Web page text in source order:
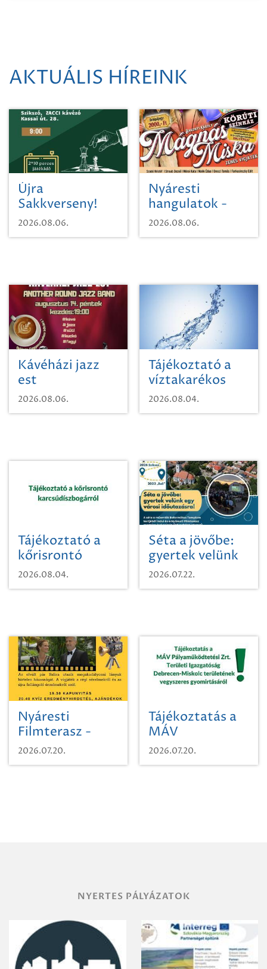
AKTUÁLIS HÍREINK
Újra
Sakkverseny!
2026.08.06.
Nyáresti
hangulatok -
Mágnás Miska
2026.08.06.
Kávéházi jazz
est
2026.08.06.
Tájékoztató a
víztakarékos
vízhasználatról
2026.08.04.
Tájékoztató a
kőrisrontó
karcsúdíszbogárról
2026.08.04.
Séta a jövőbe:
gyertek velünk
egy városi
időutazásra!
2026.07.22.
Nyáresti
Filmterasz -
Beugró a
Paradicsomba
2026.07.20.
Tájékoztatás a
MÁV
Pályaműködtetési
Zrt. Területi
2026.07.20.
NYERTES PÁLYÁZATOK